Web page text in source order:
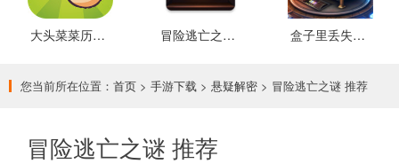
大头菜菜历险记 好玩的 冒险逃亡之谜 推荐 盒子里丢失的碎片 安卓下载
您当前所在位置： 首页 > 手游下载 > 悬疑解密 > 冒险逃亡之谜 推荐
冒险逃亡之谜 推荐